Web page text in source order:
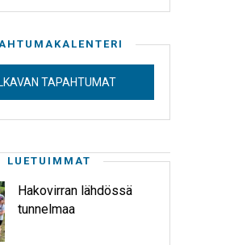
TAPAHTUMAT
LUETUIMMAT
Hakovirran lähdössä
tunnelmaa